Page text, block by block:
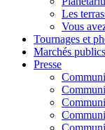
Les
Vous
Tournages et
Marchés publics
Presse